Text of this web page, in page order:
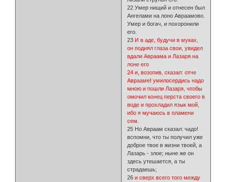
22 Умер нищий и отнесен был
Ангелами на лоно Авраамово.
Умер и богач, и похоронили
его.
23 И в аде, будучи в муках,
он поднял глаза свои, увидел
вдали Авраама и Лазаря на
лоне его
24 и, возопив, сказал: отче
Аврааме! умилосердись надо
мною и пошли Лазаря, чтобы
омочил конец перста своего в
воде и прохладил язык мой,
ибо я мучаюсь в пламени
сем.
25 Но Авраам сказал: чадо!
вспомни, что ты получил уже
доброе твое в жизни твоей, а
Лазарь - злое; ныне же он
здесь утешается, а ты
страдаешь;
26и сверх всего того между